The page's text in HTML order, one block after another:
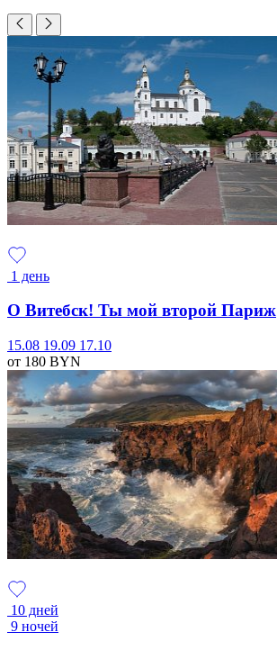
1 день
О Витебск! Ты мой второй Париж
15.08 19.09 17.10
от 180 BYN
10 дней
9 ночей